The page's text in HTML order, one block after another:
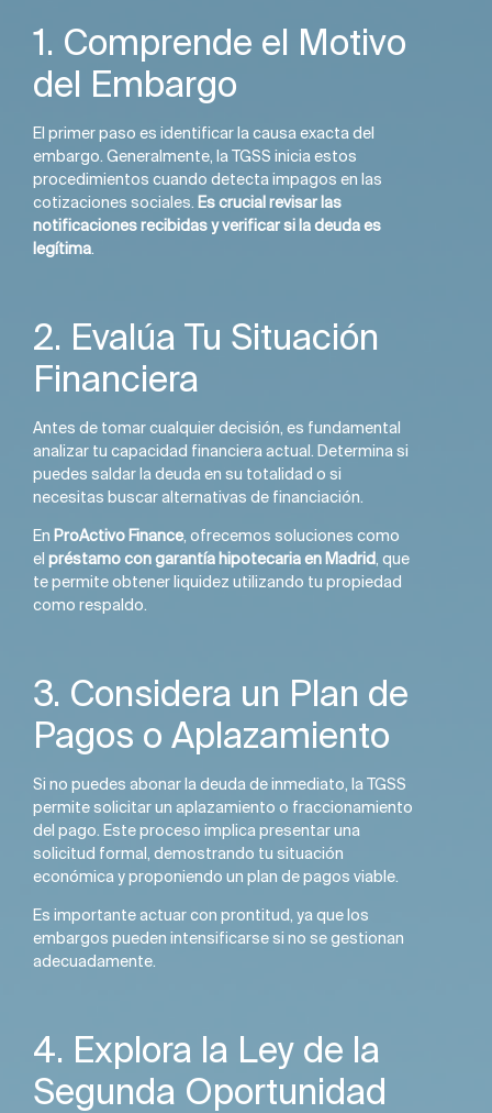
1. Comprende el Motivo
del Embargo
El primer paso es identificar la causa exacta del
embargo. Generalmente, la TGSS inicia estos
procedimientos cuando detecta impagos en las
cotizaciones sociales. Es crucial revisar las
notificaciones recibidas y verificar si la deuda es
legítima.
2. Evalúa Tu Situación
Financiera
Antes de tomar cualquier decisión, es fundamental
analizar tu capacidad financiera actual. Determina si
puedes saldar la deuda en su totalidad o si
necesitas buscar alternativas de financiación.
En ProActivo Finance, ofrecemos soluciones como
el préstamo con garantía hipotecaria en Madrid, que
te permite obtener liquidez utilizando tu propiedad
como respaldo.
3. Considera un Plan de
Pagos o Aplazamiento
Si no puedes abonar la deuda de inmediato, la TGSS
permite solicitar un aplazamiento o fraccionamiento
del pago. Este proceso implica presentar una
solicitud formal, demostrando tu situación
económica y proponiendo un plan de pagos viable.
Es importante actuar con prontitud, ya que los
embargos pueden intensificarse si no se gestionan
adecuadamente.
4. Explora la Ley de la
Segunda Oportunidad